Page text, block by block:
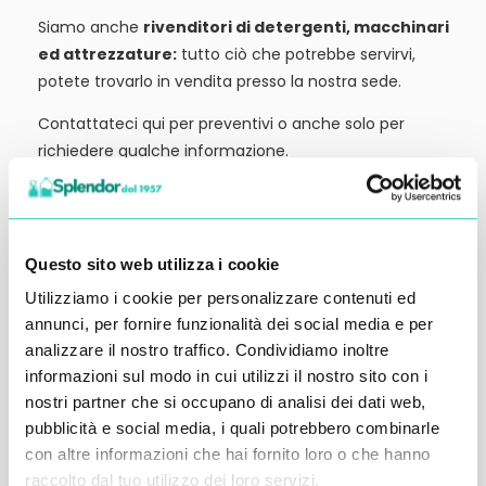
Questo sito web utilizza i cookie
Utilizziamo i cookie per personalizzare contenuti ed
annunci, per fornire funzionalità dei social media e per
analizzare il nostro traffico. Condividiamo inoltre
informazioni sul modo in cui utilizzi il nostro sito con i
nostri partner che si occupano di analisi dei dati web,
pubblicità e social media, i quali potrebbero combinarle
con altre informazioni che hai fornito loro o che hanno
raccolto dal tuo utilizzo dei loro servizi.
Siamo anche rivenditori di detergenti, macchinari
ed attrezzature: tutto ciò che potrebbe servirvi,
potete trovarlo in vendita presso la nostra sede.
Contattateci qui per preventivi o anche solo per
richiedere qualche informazione.
Ci vediamo al prossimo articolo.
Alessandro Alfonsetti
Inserisci i tuoi dati qui, ti ricontatteremo
entro 48 ore